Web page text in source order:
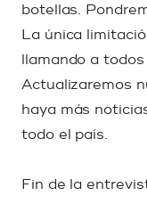
botellas.
La única
llamando a
Actualizaremos
haya más
todo el país.
Fin de la